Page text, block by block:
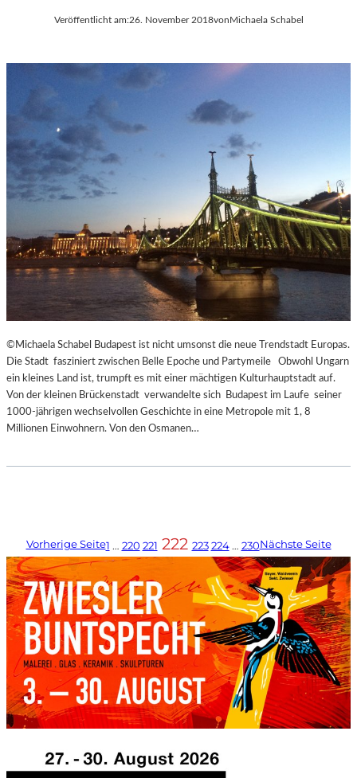
Veröffentlicht am:26. November 2018vonMichaela Schabel
©Michaela Schabel Budapest ist nicht umsonst die neue Trendstadt Europas.
Die Stadt fasziniert zwischen Belle Epoche und Partymeile Obwohl Ungarn
ein kleines Land ist, trumpft es mit einer mächtigen Kulturhauptstadt auf.
Von der kleinen Brückenstadt verwandelte sich Budapest im Laufe seiner
1000-jährigen wechselvollen Geschichte in eine Metropole mit 1, 8
Millionen Einwohnern. Von den Osmanen…
Vorherige Seite1 … 220 221 222 223 224 … 230Nächste Seite